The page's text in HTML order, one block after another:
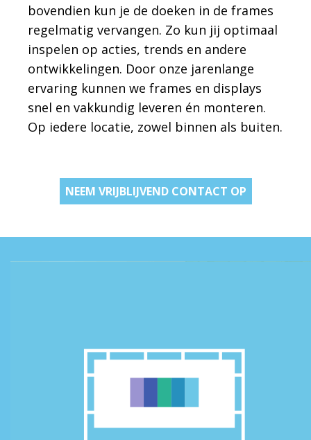
bovendien kun je de doeken in de frames
regelmatig vervangen. Zo kun jij optimaal
inspelen op acties, trends en andere
ontwikkelingen. Door onze jarenlange
ervaring kunnen we frames en displays
snel en vakkundig leveren én monteren.
Op iedere locatie, zowel binnen als buiten.
NEEM VRIJBLIJVEND CONTACT OP